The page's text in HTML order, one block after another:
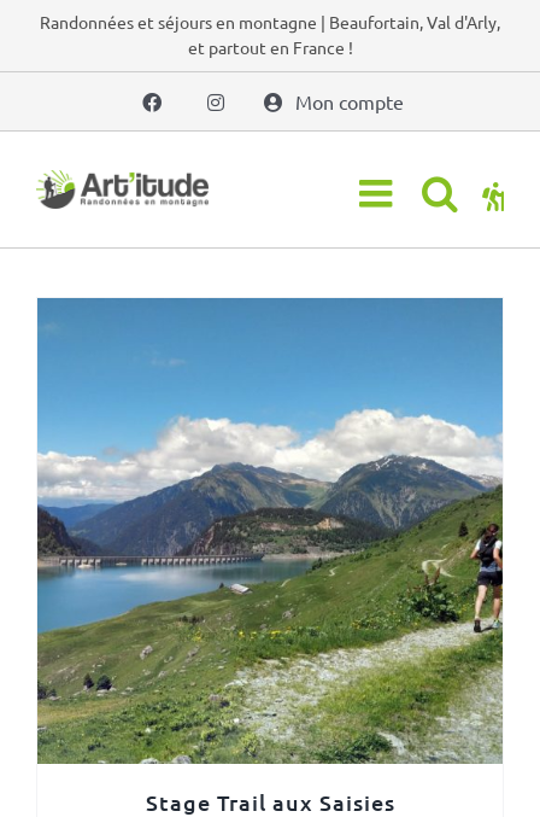
PasserRandonnées et séjours en montagne | Beaufortain, Val d'Arly,
et partout en France !
Mon compte
Stage Trail aux Saisies